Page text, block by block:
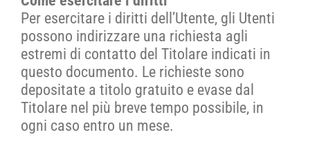
Per esercitare i diritti dell’Utente, gli Utenti
possono indirizzare una richiesta agli
estremi di contatto del Titolare indicati in
questo documento. Le richieste sono
depositate a titolo gratuito e evase dal
Titolare nel più breve tempo possibile, in
ogni caso entro un mese.